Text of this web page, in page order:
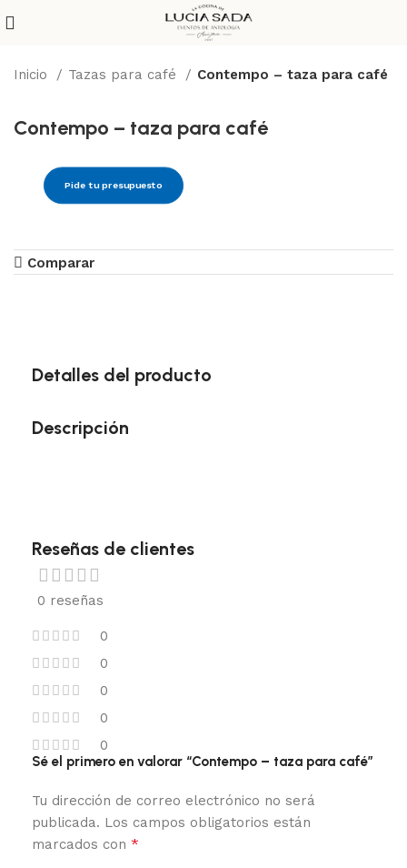
Inicio Tazas para café Contempo – taza para café
Contempo – taza para café
Pide tu presupuesto
Comparar
Detalles del producto
Descripción
Reseñas de clientes
0 reseñas
0
0
0
0
0
Sé el primero en valorar “Contempo – taza para café”
Tu dirección de correo electrónico no será
publicada. Los campos obligatorios están
marcados con *